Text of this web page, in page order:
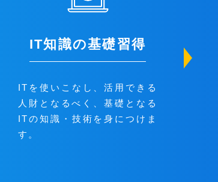
IT知識の基礎習得
ITを使いこなし、活用できる
人財となるべく、基礎となる
ITの知識・技術を身につけま
す。